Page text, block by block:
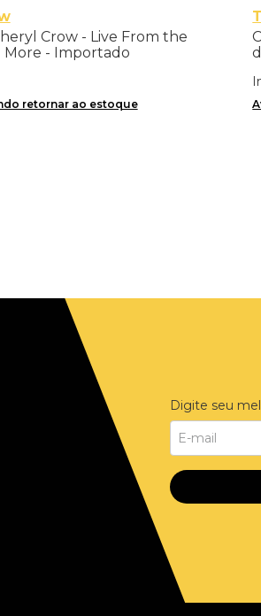
Crow - Live From the
More - Importado
retornar ao estoque
Digite seu